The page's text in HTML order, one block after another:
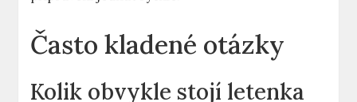
Často kladené otázky
Kolik obvykle stojí letenka